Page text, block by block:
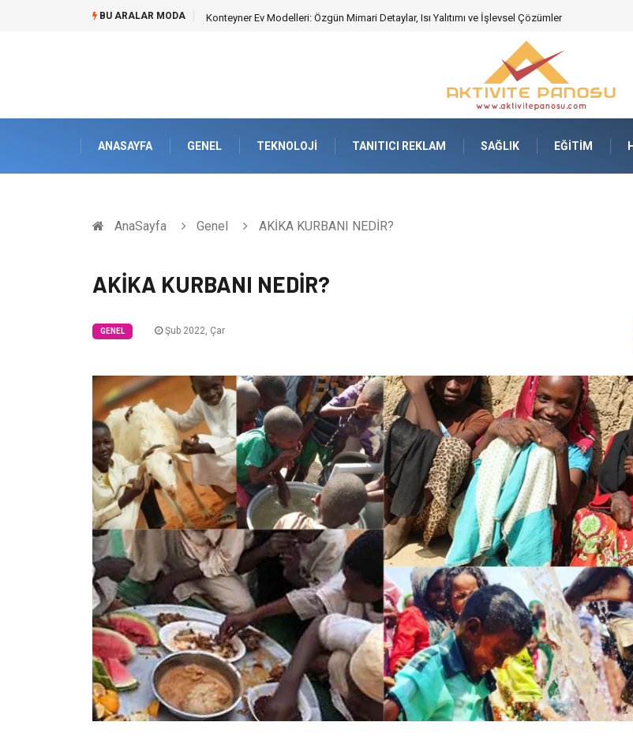
BU ARALAR MODA Konteyner Ev Modelleri: Özgün Mimari Detaylar, Isı Yalıtımı ve İşlevsel Çözümler
ANASAYFA GENEL TEKNOLOJI TANITICI REKLAM SAĞLIK EĞITIM
AnaSayfa Genel AKİKA KURBANI NEDİR?
AKİKA KURBANI NEDİR?
GENEL Şub 2022, Çar